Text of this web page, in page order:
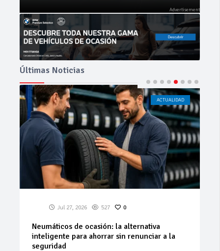
Últimas Noticias
ACTUALIDAD CÁDIZ
Jul 23, 2026 186 0
La 42ª Subida a Vejer comienza a perfilarse